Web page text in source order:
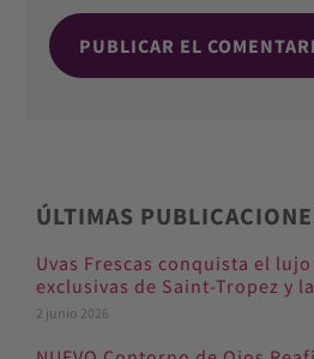
ÚLTIMAS
Uvas Frescas conquista el
exclusivas de Saint-Tropez y
2 junio 2026